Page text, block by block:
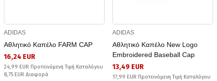
ADIDAS
Αθλητικό Καπέλο FARM CAP
16,24 EUR
24,99 EUR Προτεινόμενη Τιμή Καταλόγου
8,75 EUR Διαφορά
ADIDAS
Αθλητικό Καπέλο New Logo
Embroidered Baseball Cap
13,49 EUR
17,99 EUR Προτεινόμενη Τιμή Καταλόγου